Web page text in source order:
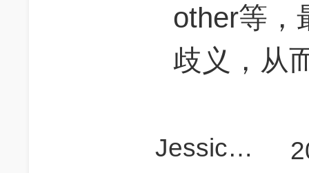
other等，
歧义，从
Jessicadream